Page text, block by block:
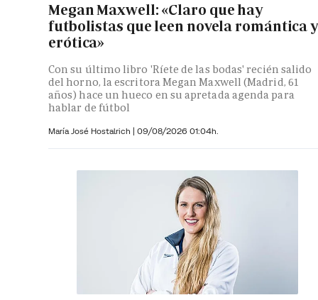
Megan Maxwell: «Claro que hay
futbolistas que leen novela romántica y
erótica»
Con su último libro 'Ríete de las bodas' recién salido
del horno, la escritora Megan Maxwell (Madrid, 61
años) hace un hueco en su apretada agenda para
hablar de fútbol
María José Hostalrich | 09/08/2026 01:04h.